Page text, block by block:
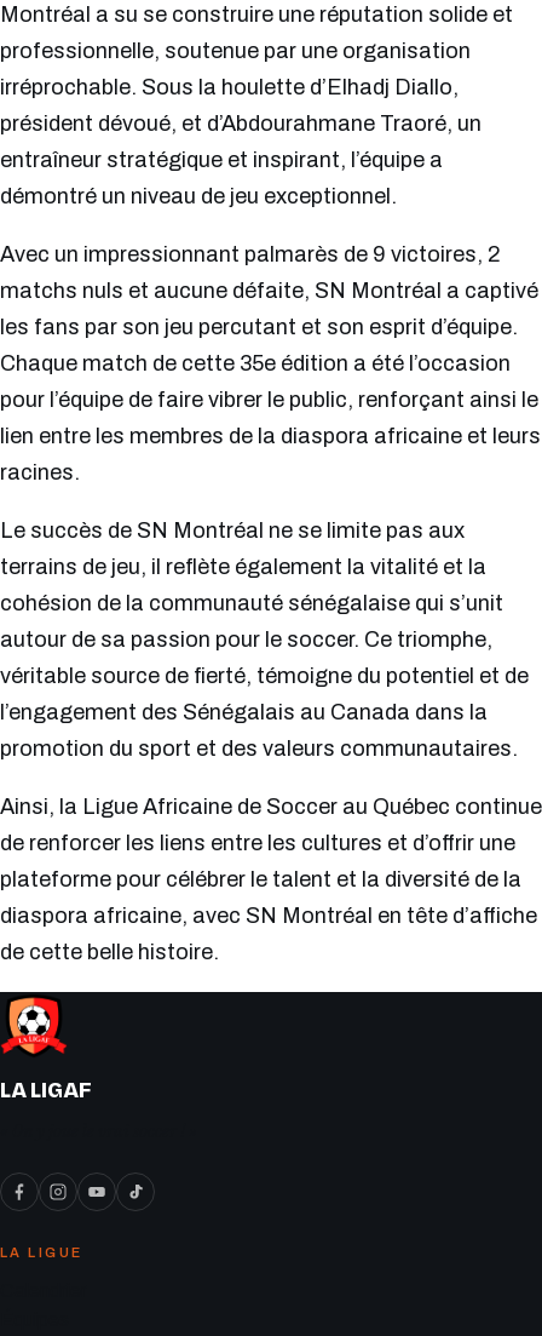
Montréal a su se construire une réputation solide et
professionnelle, soutenue par une organisation
irréprochable. Sous la houlette d’Elhadj Diallo,
président dévoué, et d’Abdourahmane Traoré, un
entraîneur stratégique et inspirant, l’équipe a
démontré un niveau de jeu exceptionnel.
Avec un impressionnant palmarès de 9 victoires, 2
matchs nuls et aucune défaite, SN Montréal a captivé
les fans par son jeu percutant et son esprit d’équipe.
Chaque match de cette 35e édition a été l’occasion
pour l’équipe de faire vibrer le public, renforçant ainsi le
lien entre les membres de la diaspora africaine et leurs
racines.
Le succès de SN Montréal ne se limite pas aux
terrains de jeu, il reflète également la vitalité et la
cohésion de la communauté sénégalaise qui s’unit
autour de sa passion pour le soccer. Ce triomphe,
véritable source de fierté, témoigne du potentiel et de
l’engagement des Sénégalais au Canada dans la
promotion du sport et des valeurs communautaires.
Ainsi, la Ligue Africaine de Soccer au Québec continue
de renforcer les liens entre les cultures et d’offrir une
plateforme pour célébrer le talent et la diversité de la
diaspora africaine, avec SN Montréal en tête d’affiche
de cette belle histoire.
LA LIGAF
LA LIGUE